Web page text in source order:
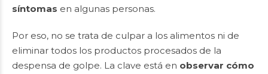
síntomas en algunas personas.
Por eso, no se trata de culpar a los alimentos ni de
eliminar todos los productos procesados de la
despensa de golpe. La clave está en observar cómo